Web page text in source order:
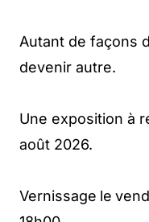
Autant de façons
devenir autre.
Une exposition à
août 2026.
Vernissage le